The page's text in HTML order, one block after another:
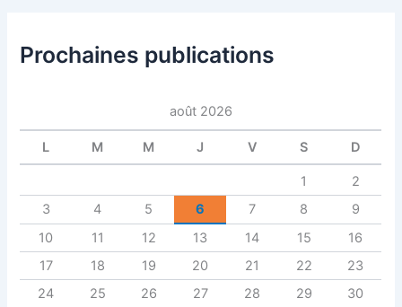
Prochaines publications
août 2026
L M M J V S D
1
2
3
4 5 6 7 8
9
10
11 12 13 14 15
16
17
18 19 20 21 22
23
24
25 26 27 28 29
30